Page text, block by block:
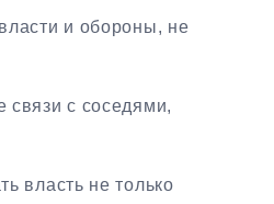
и обороны, не
связи с соседями,
власть не только